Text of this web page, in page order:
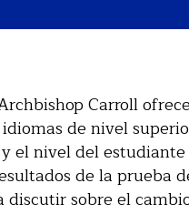
Carroll
de nivel
el nivel del
de la prueba
discutir sobre el